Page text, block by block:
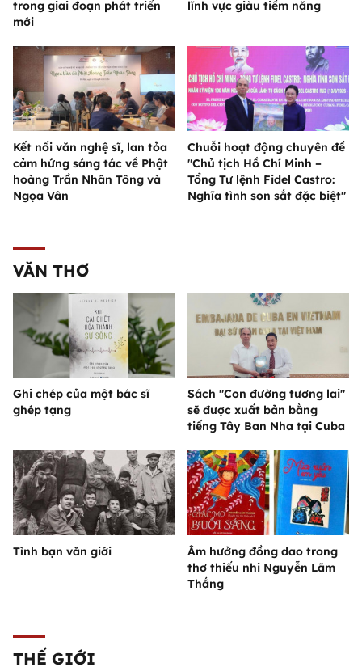
trong giai đoạn phát triển
mới
lĩnh vực giàu tiềm năng
Kết nối văn nghệ sĩ, lan tỏa
cảm hứng sáng tác về Phật
hoàng Trần Nhân Tông và
Ngọa Vân
Chuỗi hoạt động chuyên đề
"Chủ tịch Hồ Chí Minh –
Tổng Tư lệnh Fidel Castro:
Nghĩa tình son sắt đặc biệt"
VĂN THƠ
Ghi chép của một bác sĩ
ghép tạng
Sách "Con đường tương lai"
sẽ được xuất bản bằng
tiếng Tây Ban Nha tại Cuba
Tình bạn văn giới
Âm hưởng đồng dao trong
thơ thiếu nhi Nguyễn Lãm
Thắng
THẾ GIỚI